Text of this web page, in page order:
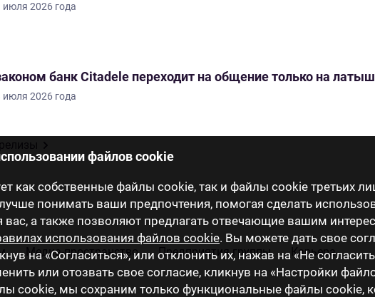
файлов cookie
как собственные файлы cookie, так и файлы cookie третьих
понимать ваши предпочтения, помогая сделать
вас, а также позволяют предлагать отвечающие вашим
использования файлов cookie. Вы можете дать свое
на «Согласиться», или отклонить их, нажав на «Не
или отозвать свое согласие, кликнув на «Настройки
cookie, мы сохраним только функциональные файлы cookie,
июля 2026 года
банк Citadele переходит на общение только на
июля 2026 года
Медиа-пространство Предприятия группы Карьера